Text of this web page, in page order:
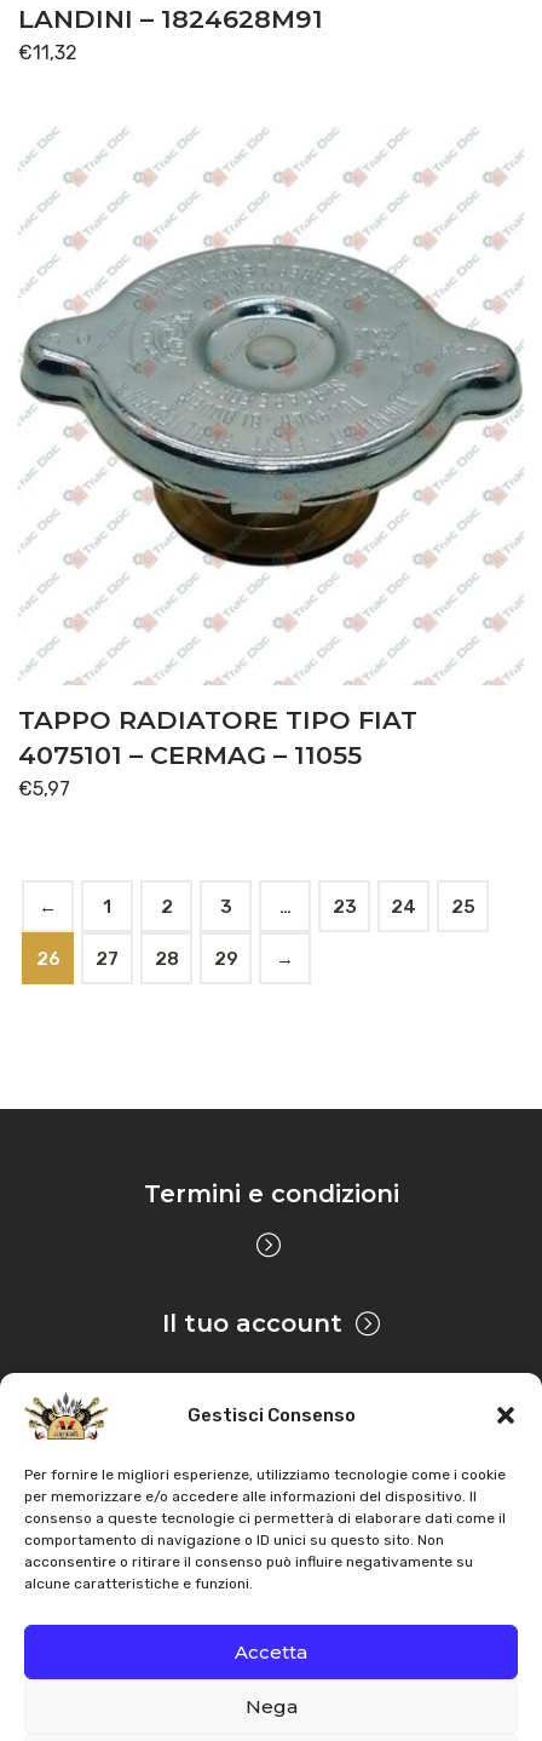
Gestisci Consenso
Per fornire le migliori esperienze, utilizziamo tecnologie come i cookie
per memorizzare e/o accedere alle informazioni del dispositivo. Il
consenso a queste tecnologie ci permetterà di elaborare dati come il
comportamento di navigazione o ID unici su questo sito. Non
acconsentire o ritirare il consenso può influire negativamente su
alcune caratteristiche e funzioni.
Accetta
Nega
LANDINI – 1824628M91
€11,32
TAPPO RADIATORE TIPO FIAT
4075101 – CERMAG – 11055
€5,97
← 1 2 3 … 23 24 25
26 27 28 29 →
Termini e condizioni
Il tuo account
Privacy & Cookie
CopyrightAZ Agri. Tutti i diritti servati |Assistenza |
Contatti